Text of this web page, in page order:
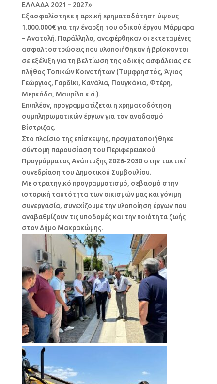
ΕΛΛΑΔΑ 2021 – 2027».
Εξασφαλίστηκε η αρχική χρηματοδότηση ύψους
1.000.000€ για την έναρξη του οδικού έργου Μάρμαρα
– Ανατολή. Παράλληλα, αναφέρθηκαν οι εκτεταμένες
ασφαλτοστρώσεις που υλοποιήθηκαν ή βρίσκονται
σε εξέλιξη για τη βελτίωση της οδικής ασφάλειας σε
πλήθος Τοπικών Κοινοτήτων (Τυμφρηστός, Άγιος
Γεώργιος, Γαρδίκι, Κανάλια, Πουγκάκια, Φτέρη,
Μερκάδα, Μαυρίλο κ.ά.).
Επιπλέον, προγραμματίζεται η χρηματοδότηση
συμπληρωματικών έργων για τον αναδασμό
Βίστριζας.
Στο πλαίσιο της επίσκεψης, πραγματοποιήθηκε
σύντομη παρουσίαση του Περιφερειακού
Προγράμματος Ανάπτυξης 2026-2030 στην τακτική
συνεδρίαση του Δημοτικού Συμβουλίου.
Με στρατηγικό προγραμματισμό, σεβασμό στην
ιστορική ταυτότητα των οικισμών μας και γόνιμη
συνεργασία, συνεχίζουμε την υλοποίηση έργων που
αναβαθμίζουν τις υποδομές και την ποιότητα ζωής
στον Δήμο Μακρακώμης.